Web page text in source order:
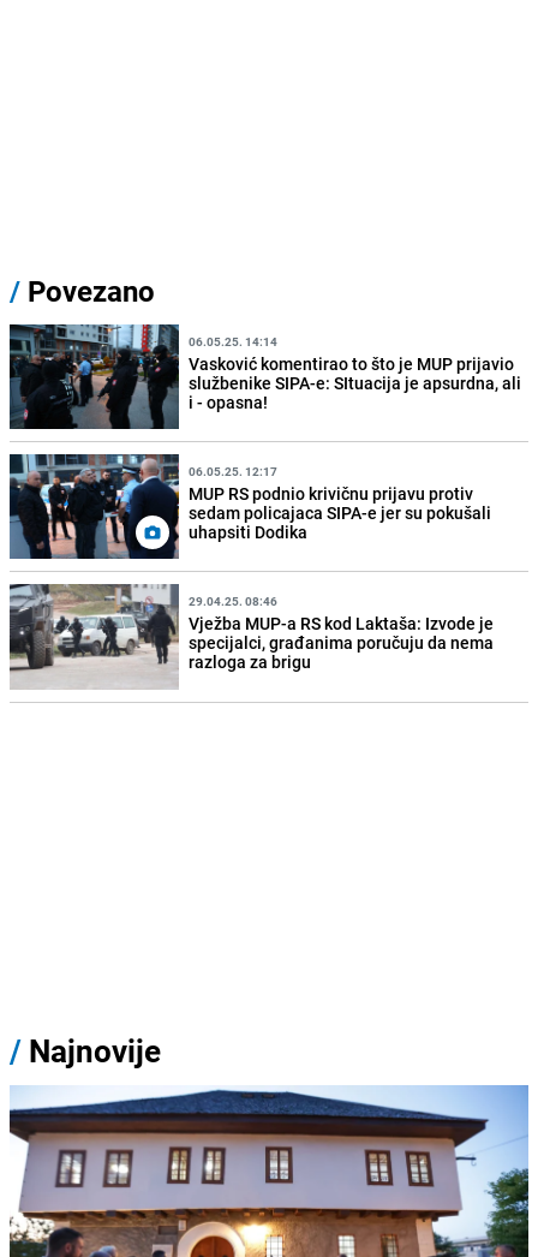
/ Povezano
06.05.25. 14:14
Vasković komentirao to što je MUP prijavio
službenike SIPA-e: SItuacija je apsurdna, ali
i - opasna!
06.05.25. 12:17
MUP RS podnio krivičnu prijavu protiv
sedam policajaca SIPA-e jer su pokušali
uhapsiti Dodika
29.04.25. 08:46
Vježba MUP-a RS kod Laktaša: Izvode je
specijalci, građanima poručuju da nema
razloga za brigu
/ Najnovije